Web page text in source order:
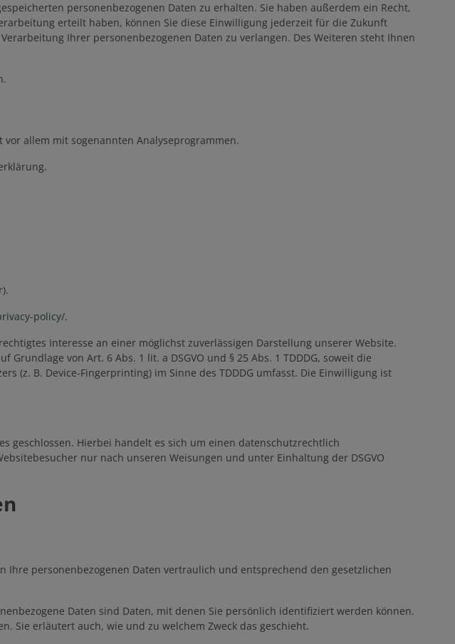
personenbezogenen Daten zu erhalten. Sie haben außerdem ein Recht,
erteilt haben, können Sie diese Einwilligung jederzeit für die Zukunft
Ihrer personenbezogenen Daten zu verlangen. Des Weiteren steht Ihnen
allem mit sogenannten Analyseprogrammen.
policy/.
Interesse an einer möglichst zuverlässigen Darstellung unserer Website.
von Art. 6 Abs. 1 lit. a DSGVO und § 25 Abs. 1 TDDDG, soweit die
(z. B. Device-Fingerprinting) im Sinne des TDDDG umfasst. Die Einwilligung ist
geschlossen. Hierbei handelt es sich um einen datenschutzrechtlich
nur nach unseren Weisungen und unter Einhaltung der DSGVO
personenbezogenen Daten vertraulich und entsprechend den gesetzlichen
Daten sind Daten, mit denen Sie persönlich identifiziert werden können.
Sie erläutert auch, wie und zu welchem Zweck das geschieht.